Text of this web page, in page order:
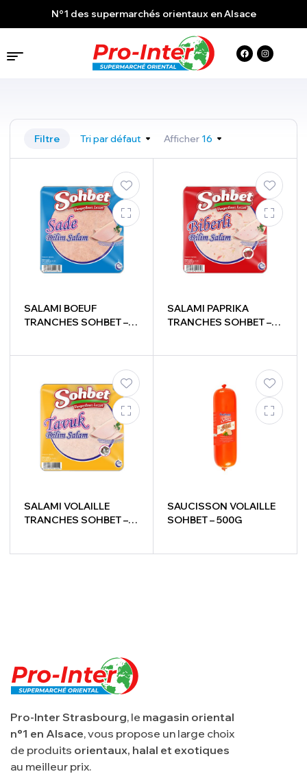
N°1 des supermarchés orientaux en Alsace
Filtre Tri par défaut Afficher 16
SALAMI BOEUF
TRANCHES SOHBET –
SALAMI PAPRIKA
TRANCHES SOHBET –
SALAMI VOLAILLE
TRANCHES SOHBET –
SAUCISSON VOLAILLE
SOHBET – 500G
Pro-Inter Strasbourg, le magasin oriental
n°1 en Alsace, vous propose un large choix
de produits orientaux, halal et exotiques
au meilleur prix.